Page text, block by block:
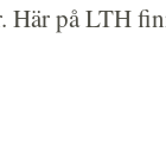
på LTH